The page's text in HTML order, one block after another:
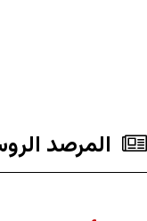
المرصد